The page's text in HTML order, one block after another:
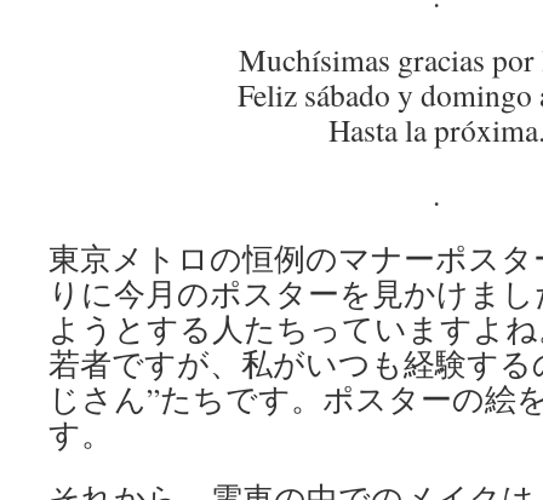
Muchísimas gracias por
Feliz sábado y domingo
Hasta la
.
東京メトロの恒例のマナーポス
りに今月のポスターを見かけま
ようとする人たちっていますよ
若者ですが、私がいつも経験す
じさん”たちです。ポスターの絵
す。